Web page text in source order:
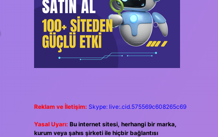
Reklam ve İletişim: Skype: live:.cid.575569c608265c69
Yasal Uyarı: Bu internet sitesi, herhangi bir marka,
kurum veya şahıs şirketi ile hiçbir bağlantısı